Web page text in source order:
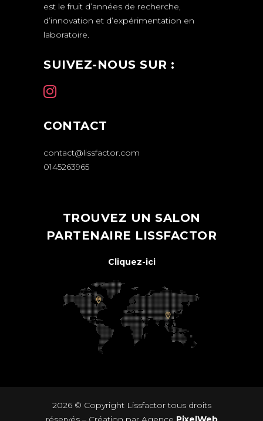
est le fruit d’années de recherche,
d’innovation et d’expérimentation en
laboratoire.
SUIVEZ-NOUS SUR :
CONTACT
contact@lissfactor.com
0145263965
TROUVEZ UN SALON
PARTENAIRE LISSFACTOR
Cliquez-ici
2026 © CopyrightLissfactortous droits